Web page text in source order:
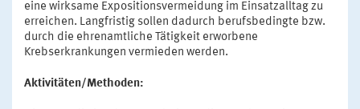
eine wirksame Expositionsvermeidung im Einsatzalltag zu
erreichen. Langfristig sollen dadurch berufsbedingte bzw.
durch die ehrenamtliche Tätigkeit erworbene
Krebserkrankungen vermieden werden.
Aktivitäten/Methoden: